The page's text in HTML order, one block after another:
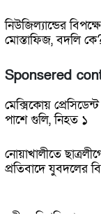
নিউজিল্যান্ডের
মোস্তাফিজ, বদলি
Sponsered
মেক্সিকোয় প্রেসিডেন্ট
পাশে গুলি, নিহত ১
নোয়াখালীতে
প্রতিবাদে যুবদলের